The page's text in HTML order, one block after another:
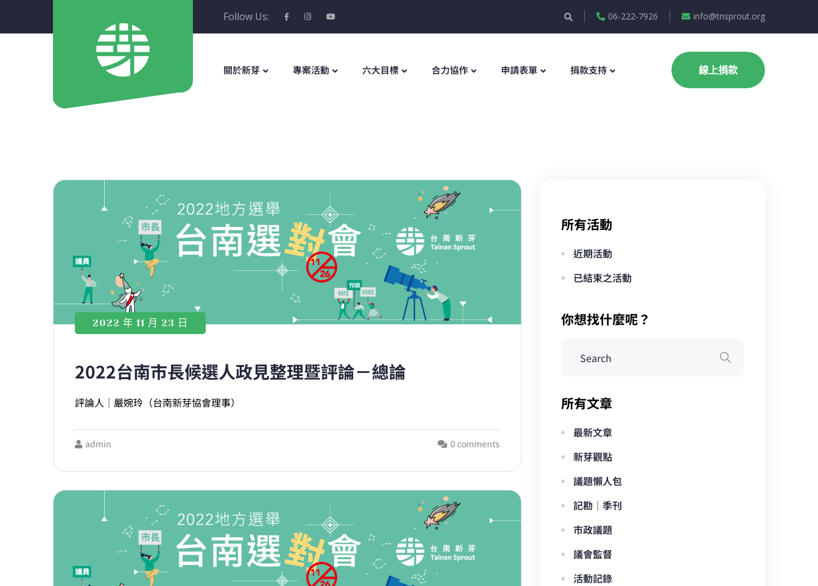
Follow Us: 06-222-7926 info@tnsprout.org
關於新芽 專案活動 六大目標 合力協作 申請表單 捐款支持 線上捐款
2022 年 11 月 23 日
2022台南市長候選人政見整理暨評論－總論
評論人｜嚴婉玲（台南新芽協會理事）
admin 0 comments
所有活動
近期活動
已結束之活動
你想找什麼呢？
所有文章
最新文章
新芽觀點
議題懶人包
記勘｜季刊
市政議題
議會監督
活動記錄